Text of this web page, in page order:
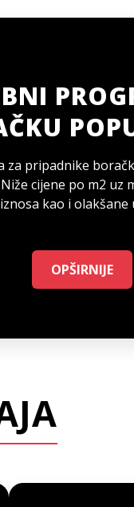
za pripadnike
cijene po m2 uz
kao i
OPŠIRNIJE